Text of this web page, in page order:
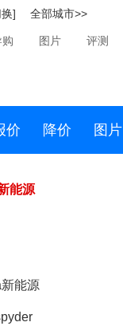
] 全部城市>>
图片 评测
价 降价 图片
能源
能源